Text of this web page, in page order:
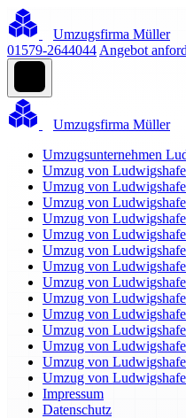
Umzugsfirma Müller
01579-2644044 Angebot
Umzugsfirma Müller
Umzugsunternehmen
Umzug von
Umzug von
Umzug von
Umzug von
Umzug von
Umzug von
Umzug von
Umzug von
Umzug von
Umzug von
Umzug von
Umzug von
Umzug von
Umzug von
Impressum
Datenschutz